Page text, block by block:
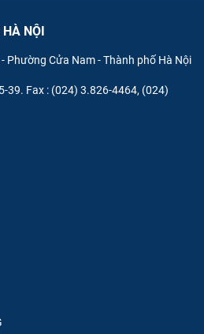
NỘI
Phường Cửa Nam - Thành phố Hà Nội
39. Fax : (024) 3.826-4464, (024)